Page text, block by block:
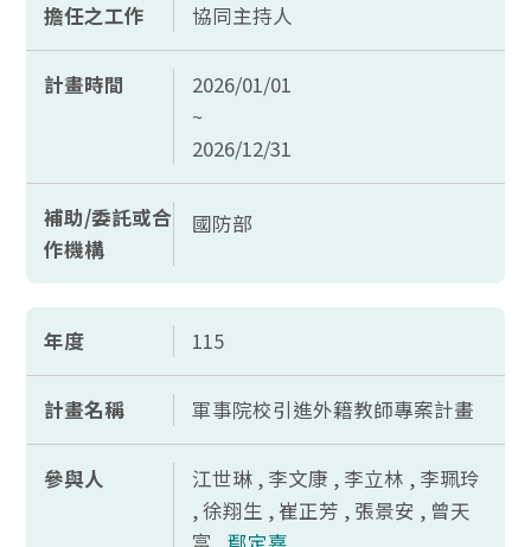
擔任之工作 協同主持人
計畫時間
2026/01/01
~
2026/12/31
補助/委託或合
作機構
國防部
年度 115
計畫名稱 軍事院校引進外籍教師專案計畫
參與人
江世琳 , 李文康 , 李立林 , 李珮玲
, 徐翔生 , 崔正芳 , 張景安 , 曾天